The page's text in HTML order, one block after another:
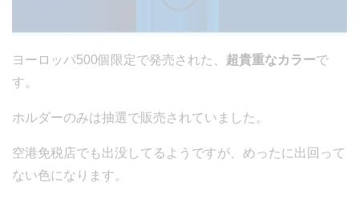
ヨーロッパ500個限定で発売された、 超貴重なカラーで
す。
ホルダーのみは抽選で販売されていました。
空港免税店でも出没してるようですが、めったに出回って
ない色になります。